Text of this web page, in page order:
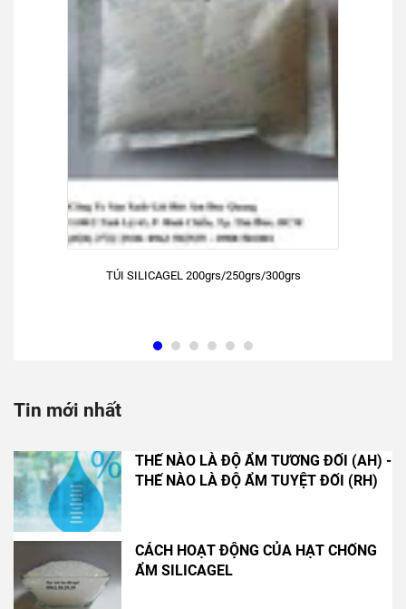
TÚI SILICAGEL 200grs/250grs/300grs
Tin mới nhất
THẾ NÀO LÀ ĐỘ ẨM TƯƠNG ĐỐI (AH) -
THẾ NÀO LÀ ĐỘ ẨM TUYỆT ĐỐI (RH)
CÁCH HOẠT ĐỘNG CỦA HẠT CHỐNG
ẨM SILICAGEL